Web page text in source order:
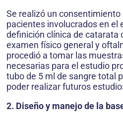
Se realizó un
pacientes involucrados en el
definición clínica de catarata
examen físico general y
procedió a tomar las
necesarias para el estudio
tubo de 5 ml de sangre total
poder realizar futuros
2. Diseño y manejo de la